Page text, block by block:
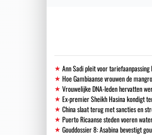
Ann Sadi pleit voor
Hoe Gambiaanse vrouwen de
Vrouwelijke DNA-leden hervatten
Ex-premier Sheikh Hasina kondigt
China slaat terug met sancties en
Puerto Ricaanse steden voeren
Gouddossier 8: Asabina bevestigt